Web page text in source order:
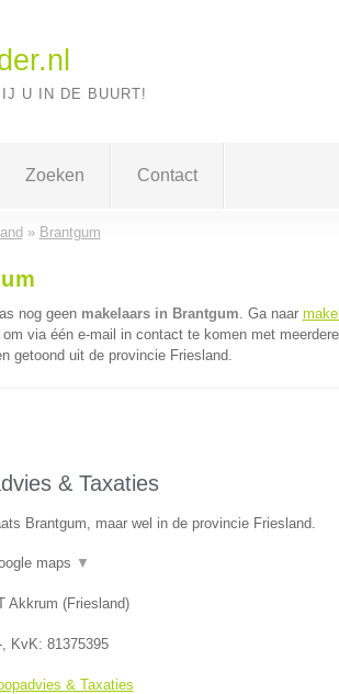
U IN DE BUURT!
Zoeken Contact
» Brantgum
nog geen makelaars in Brantgum. Ga naar
om via één e-mail in contact te komen met
getoond uit de provincie Friesland.
& Taxaties
Brantgum, maar wel in de provincie Friesland.
maps ▼
Akkrum (Friesland)
, KvK: 81375395
& Taxaties